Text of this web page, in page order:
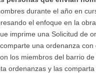
durante el año en
el enfoque en la
imprime una Solicitud de
una ordenanza
los miembros del barrio
ordenanzas y las